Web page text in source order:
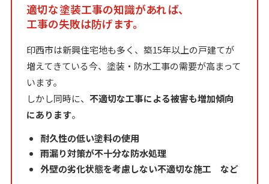
適切な塗装工事の知識があれば、
工事の失敗は防げます。
印西市は新興住宅地も多く、築15年以上の戸建てが
増えてきている今、塗装・防水工事の需要が高まって
います。
しかし同時に、不適切な工事による被害も増加傾向
にあります。
耐久性の低い塗料の使用
雨漏り対策が不十分な防水処理
外壁の劣化状態を考慮しない不適切な施工 など